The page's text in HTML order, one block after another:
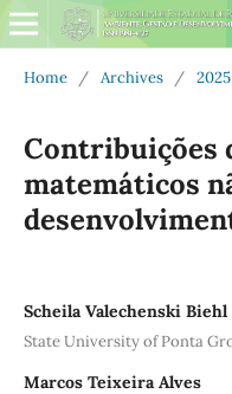
Home / Archives /
Contribuições
matemáticos
Scheila Valechenski Biehl
State University of Ponta
Marcos Teixeira Alves